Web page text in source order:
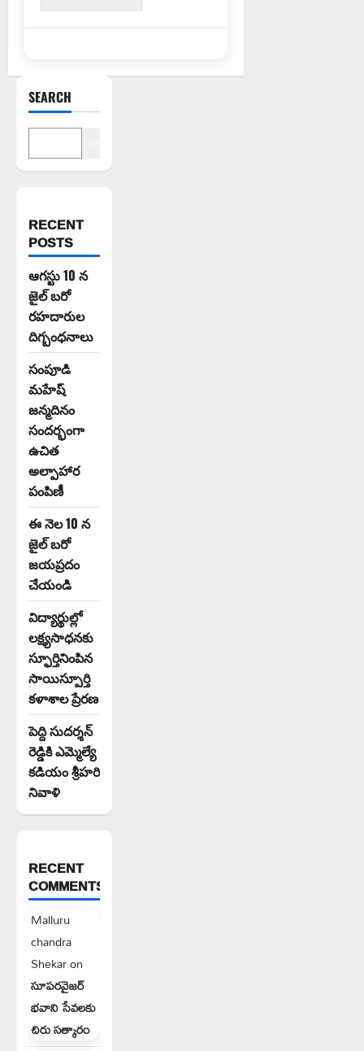
SEARCH
RECENT
POSTS
ఆగస్టు 10 న
జైల్ బరో
రహదారుల
దిగ్బంధనాలు
సంపూడి
మహేష్
జన్మదినం
సందర్భంగా
ఉచిత
అల్పాహార
పంపిణీ
ఈ నెల 10 న
జైల్ బరో
జయప్రదం
చేయండి
విద్యార్థుల్లో
లక్ష్యసాధనకు
స్ఫూర్తినింపిన
సాయిస్పూర్తి
కళాశాల ప్రేరణ
పెద్ది సుదర్శన్
రెడ్డికి ఎమ్మెల్యే
కడియం శ్రీహరి
నివాళి
RECENT
COMMENTS
Malluru
chandra
Shekaron
సూపరవైజర్
భవాని సేవలకు
చిరు సత్కారం